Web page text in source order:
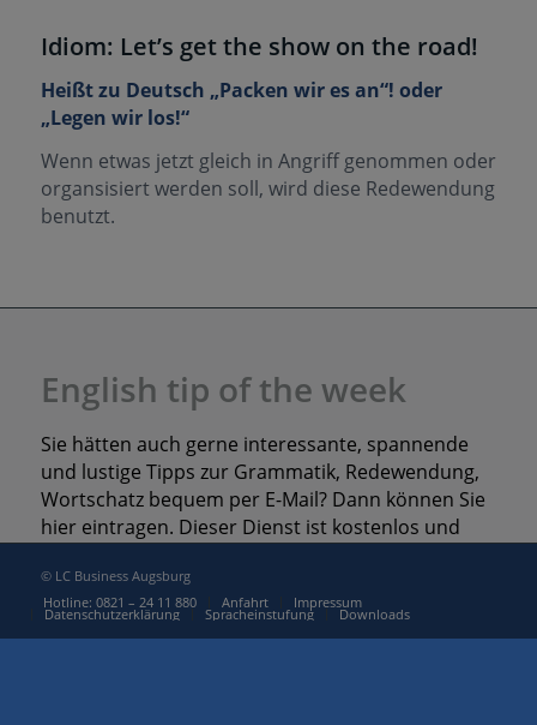
Idiom: Let’s get the show on the road!
Heißt zu Deutsch „Packen wir es an“! oder
„Legen wir los!“
Wenn etwas jetzt gleich in Angriff genommen oder
organsisiert werden soll, wird diese Redewendung
benutzt.
English tip of the week
Sie hätten auch gerne interessante, spannende
und lustige Tipps zur Grammatik, Redewendung,
Wortschatz bequem per E-Mail? Dann können Sie
hier eintragen. Dieser Dienst ist kostenlos und
E-Mail*
© LC Business Augsburg
Hotline: 0821 – 24 11 880
Anfahrt Impressum
Datenschutzerklärung Spracheinstufung Downloads